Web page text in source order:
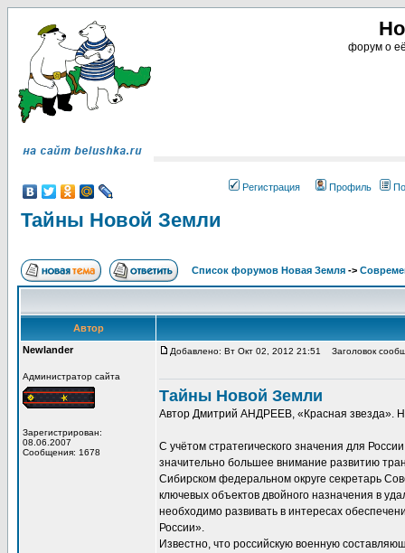
форум о
Регистрация Профиль
Тайны Новой Земли
Список форумов Новая Земля ->
Автор
Newlander
Администратор сайта
Зарегистрирован:
08.06.2007
Сообщения: 1678
Добавлено: Вт Окт 02, 2012 21:51 Заголовок
Тайны Новой Земли
Автор Дмитрий АНДРЕЕВ, «Красная звезда».
С учётом стратегического значения для
значительно большее внимание развитию
Сибирском федеральном округе секретарь
ключевых объектов двойного назначения в
необходимо развивать в интересах
России».
Известно, что российскую военную